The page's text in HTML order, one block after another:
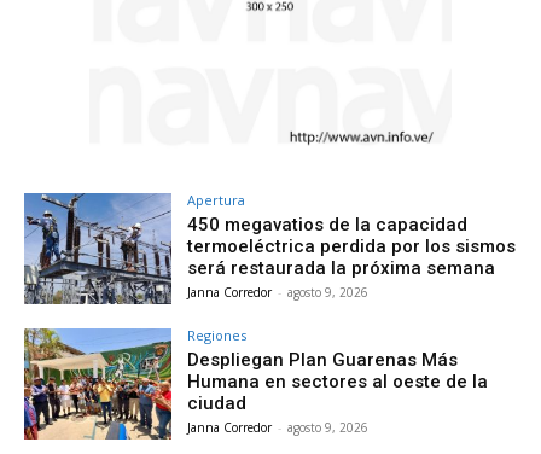
Apertura
450 megavatios de la capacidad
termoeléctrica perdida por los sismos
será restaurada la próxima semana
Janna Corredor - agosto 9, 2026
Regiones
Despliegan Plan Guarenas Más
Humana en sectores al oeste de la
ciudad
Janna Corredor - agosto 9, 2026